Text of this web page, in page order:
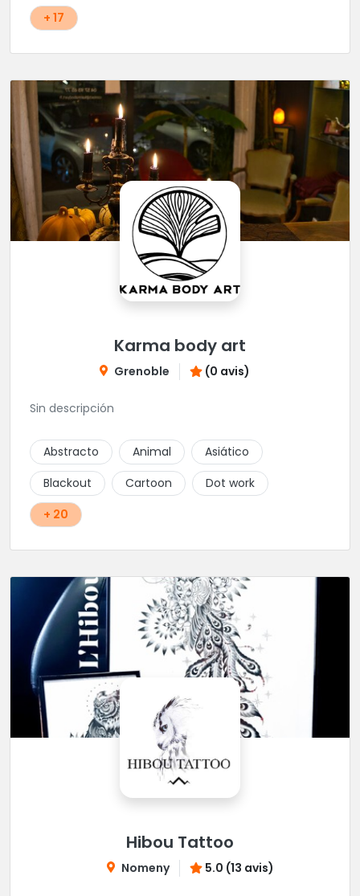
+ 17
Karma body art
Grenoble (0 avis)
Sin descripción
Abstracto Animal
Asiático
Blackout
Cartoon
Dot work
+ 20
Hibou Tattoo
Nomeny 5.0 (13 avis)